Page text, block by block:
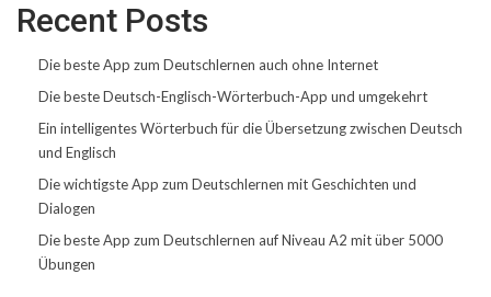
Recent Posts
Die beste App zum Deutschlernen auch ohne Internet
Die beste Deutsch-Englisch-Wörterbuch-App und umgekehrt
Ein intelligentes Wörterbuch für die Übersetzung zwischen Deutsch
und Englisch
Die wichtigste App zum Deutschlernen mit Geschichten und
Dialogen
Die beste App zum Deutschlernen auf Niveau A2 mit über 5000
Übungen